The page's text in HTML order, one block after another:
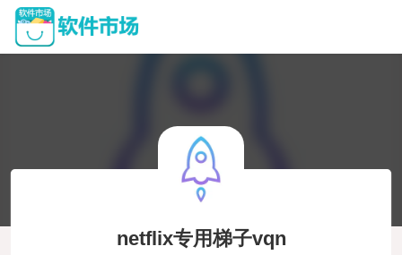
netflix专用梯子vqn